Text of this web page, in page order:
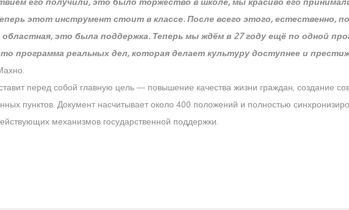
этот инструмент стоит в классе. После всего этого, естественно,
это была поддержка. Теперь мы ждём в 27 году ещё по одной
программа реальных дел, которая делает культуру доступнее и
перед собой главную цель — повышение качества жизни граждан, создание
пунктов. Документ насчитывает около 400 положений и полностью
механизмов государственной поддержки.